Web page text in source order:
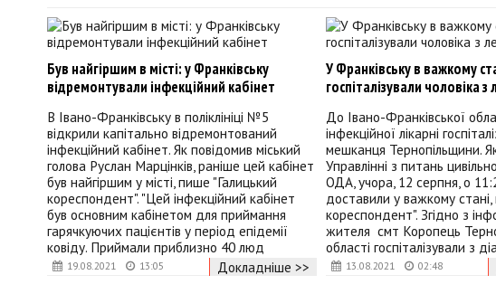
19.08.2021 13:05
Був найгіршим в місті: у Франківську
відремонтували інфекційний кабінет
В Івано-Франківську в поліклініці №5
відкрили капітально відремонтований
інфекційний кабінет. Як повідомив міський
голова Руслан Марцінків, раніше цей кабінет
був найгіршим у місті, пише "Галицький
кореспондент". "Цей інфекційний кабінет
був основним кабінетом для приймання
гарячкуючих пацієнтів у період епідемії
ковіду. Приймали приблизно 40 люд
Докладніше >>
13.08.2021 02:48
У Франківську в важкому
госпіталізували чоловіка
До Івано-Франківської
інфекційної лікарні
мешканця Тернопільщини.
Управлінні з питань
ОДА, учора, 12 серпня, о
доставили у важкому
кореспондент". Згідно з
жителя смт Коропець
області госпіталізували з